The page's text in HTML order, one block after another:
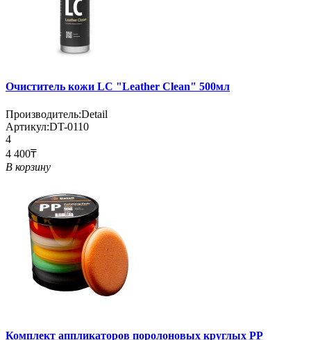
Очиститель кожи LC "Leather Clean" 500мл
Производитель:Detail
Артикул:DT-0110
4
4 400₸
В корзину
Комплект аппликаторов поролоновых круглых PP